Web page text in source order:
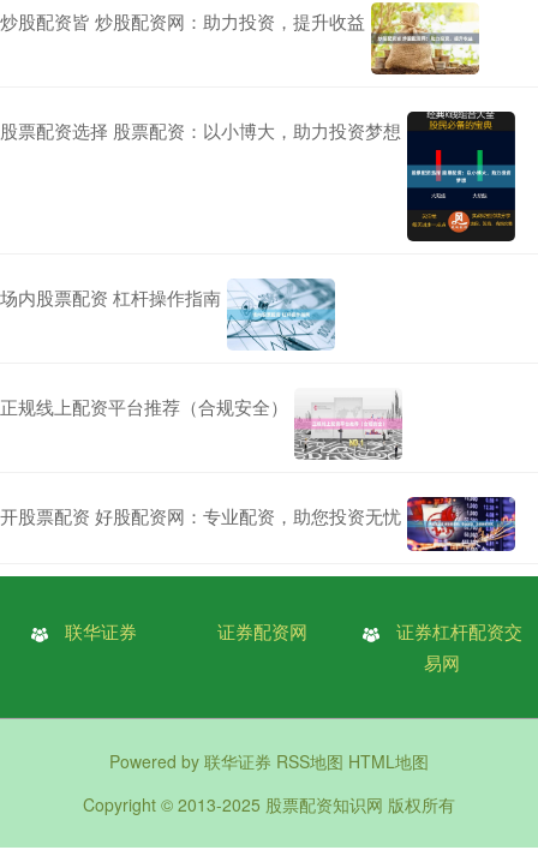
炒股配资皆 炒股配资网：助力投资，提升收益
股票配资选择 股票配资：以小博大，助力投资梦想
场内股票配资 杠杆操作指南
正规线上配资平台推荐（合规安全）
开股票配资 好股配资网：专业配资，助您投资无忧
联华证券 证券配资网
证券杠杆配资交
易网
Powered by 联华证券 RSS地图 HTML地图
Copyright © 2013-2025 股票配资知识网 版权所有